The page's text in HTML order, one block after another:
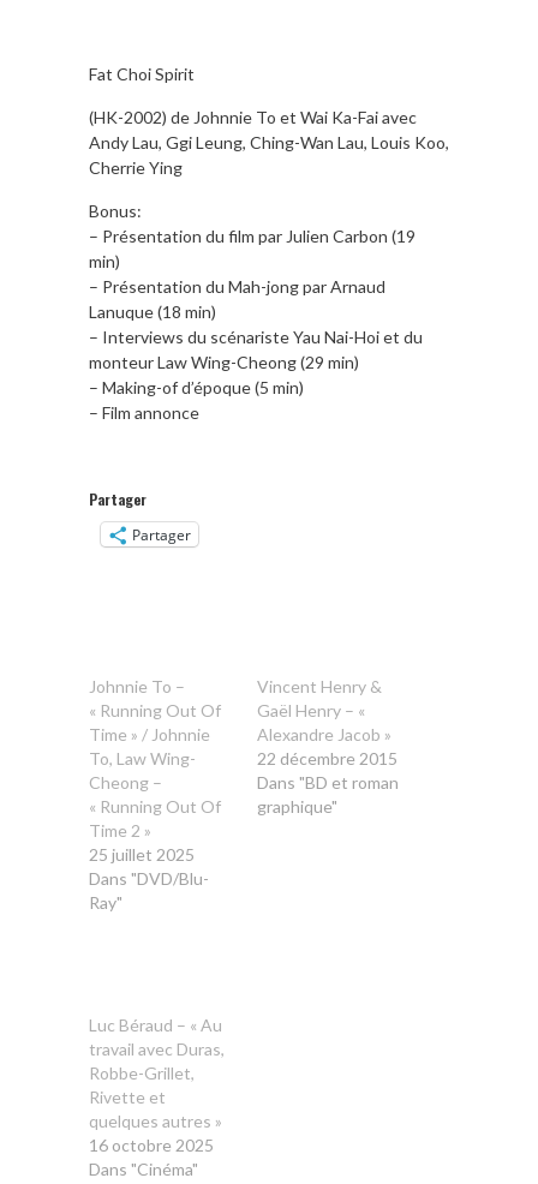
Fat Choi Spirit
(HK-2002) de Johnnie To et Wai Ka-Fai avec
Andy Lau, Ggi Leung, Ching-Wan Lau, Louis Koo,
Cherrie Ying
Bonus:
– Présentation du film par Julien Carbon (19
min)
– Présentation du Mah-jong par Arnaud
Lanuque (18 min)
– Interviews du scénariste Yau Nai-Hoi et du
monteur Law Wing-Cheong (29 min)
– Making-of d’époque (5 min)
– Film annonce
Partager
Partager
Johnnie To –
« Running Out Of
Time » / Johnnie
To, Law Wing-
Cheong –
« Running Out Of
Time 2 »
25 juillet 2025
Dans "DVD/Blu-
Ray"
Vincent Henry &
Gaël Henry – «
Alexandre Jacob »
22 décembre 2015
Dans "BD et roman
graphique"
Luc Béraud – « Au
travail avec Duras,
Robbe-Grillet,
Rivette et
quelques autres »
16 octobre 2025
Dans "Cinéma"